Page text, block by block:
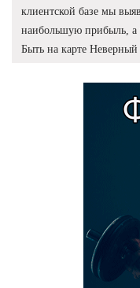
клиентской базе мы
наибольшую прибыль, а
Быть на карте Неверный